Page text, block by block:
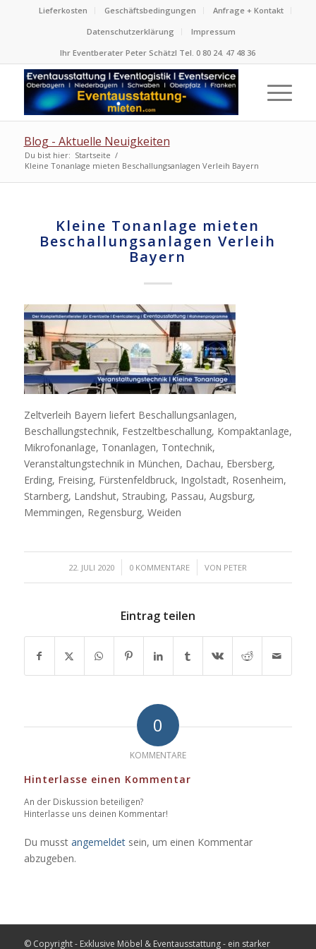
Lieferkosten Geschäftsbedingungen
Anfrage + Kontakt
Datenschutzerklärung
Impressum
Ihr Eventberater Peter Schätzl Tel. 0 80 24. 47 48 36
Blog - Aktuelle Neuigkeiten
Du bist hier: Startseite /
Kleine Tonanlage mieten Beschallungsanlagen Verleih Bayern
Kleine Tonanlage mieten
Beschallungsanlagen Verleih
Bayern
Zeltverleih Bayern liefert Beschallungsanlagen,
Beschallungstechnik, Festzeltbeschallung, Kompaktanlage,
Mikrofonanlage, Tonanlagen, Tontechnik,
Veranstaltungstechnik in München, Dachau, Ebersberg,
Erding, Freising, Fürstenfeldbruck, Ingolstadt, Rosenheim,
Starnberg, Landshut, Straubing, Passau, Augsburg,
Memmingen, Regensburg, Weiden
22. JULI 2020
/ 0 KOMMENTARE
/ VON PETER
Eintrag teilen
0
KOMMENTARE
Hinterlasse einen Kommentar
An der Diskussion beteiligen?
Hinterlasse uns deinen Kommentar!
Du musst angemeldetsein, um einen Kommentar
abzugeben.
© Copyright - Exklusive Möbel & Eventausstattung - ein starker